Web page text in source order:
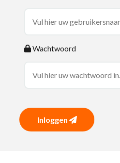
Wachtwoord
Inloggen